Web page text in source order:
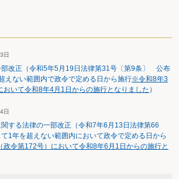
正答申の起草段階であったが、小泉首相の指示によ
着手した。
の基幹税を中心に検討を行い、年度改正答申とは別
取りまとめる。
日
部改正（令和5年5月19日法律第31号〔第9条〕 公布
えない範囲内で政令で定める日から施行※令和8年3
おいて令和8年4月1日からの施行となりました ）
日
関する法律の一部改正（令和7年6月13日法律第66
1年を超えない範囲内において政令で定める日から
令第172号）において令和8年6月1日からの施行と